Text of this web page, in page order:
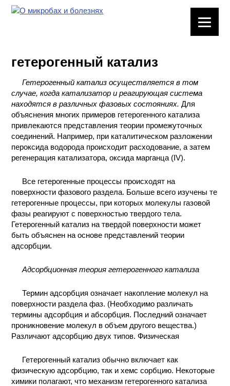
ХИМИЧЕСКАЯ
ВРЕДНЫЕ
ФАКТОРЫ
МЕТОДЫ
ПРАКТИЧЕСКОЙ
ХИМИИ
ХИМИЯ НА
ПРОИЗВОДСТВЕ
И ХИМИЧЕСКАЯ
ТЕХНОЛОГИЯ
КОНТАКТЫ
гетерогенный катализ
Гетерогенный катализ осуществляется в том
случае, когда катализатор и реагирующая система
находятся в различных фазовых состояниях. Для
объяснения многих примеров гетерогенного катализа
привлекаются представления теории промежуточных
соединений. Например, при каталитическом разложении
пероксида водорода происходит расходование, а затем
регенерация катализатора, оксида марганца (IV).
Все гетерогенные процессы происходят на
поверхности фазового раздела. Больше всего изучены те
гетерогенные процессы, при которых молекулы газовой
фазы реагируют с поверхностью твердого тела.
Гетерогенный катализ на твердой поверхности может
быть объяснен на основе представлений теории
адсорбции.
Адсорбционная теория гетерогенного катализа
Термин адсорбция означает накопление молекул на
поверхности раздела фаз. (Необходимо различать
термины адсорбция и абсорбция. Последний означает
проникновение молекул в объем другого вещества.)
Различают адсорбцию двух типов. Физическая
Гетерогенный катализ обычно включает как
физическую адсорбцию, так и хемс сорбцию. Некоторые
химики полагают, что механизм гетерогенного катализа